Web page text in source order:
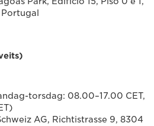
torsdag: 08.00–17.00 CET,
AG, Richtistrasse 9, 8304